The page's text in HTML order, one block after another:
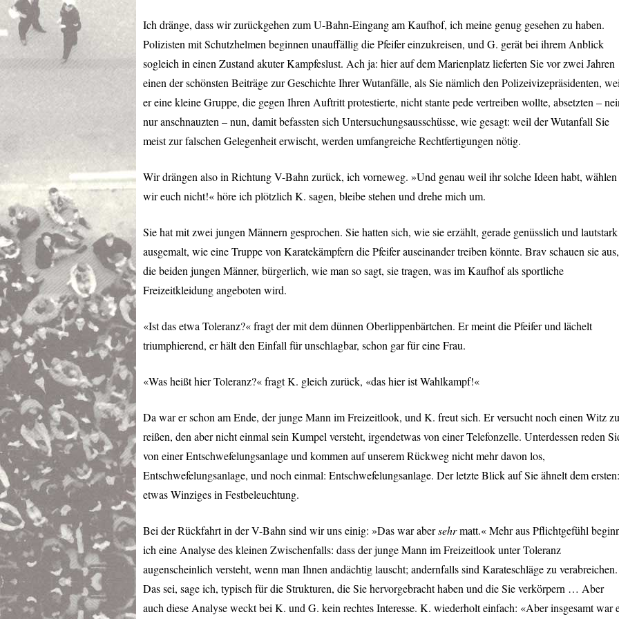
Ich dränge, dass wir zurückgehen zum U-Bahn-Eingang am Kaufhof, ich meine genug gesehen zu haben.
Polizisten mit Schutzhelmen beginnen unauffällig die Pfeifer einzukreisen, und G. gerät bei ihrem Anblick
sogleich in einen Zustand akuter Kampfeslust. Ach ja: hier auf dem Marienplatz lieferten Sie vor zwei Jahren
einen der schönsten Beiträge zur Geschichte Ihrer Wutanfälle, als Sie nämlich den Polizeivizepräsidenten,
er eine kleine Gruppe, die gegen Ihren Auftritt protestierte, nicht stante pede vertreiben wollte, absetzten –
nur anschnauzten – nun, damit befassten sich Untersuchungsausschüsse, wie gesagt: weil der Wutanfall Sie
meist zur falschen Gelegenheit erwischt, werden umfangreiche Rechtfertigungen nötig.
Wir drängen also in Richtung V-Bahn zurück, ich vorneweg. »Und genau weil ihr solche Ideen habt, wählen
wir euch nicht!« höre ich plötzlich K. sagen, bleibe stehen und drehe mich um.
Sie hat mit zwei jungen Männern gesprochen. Sie hatten sich, wie sie erzählt, gerade genüsslich und lautstark
ausgemalt, wie eine Truppe von Karatekämpfern die Pfeifer auseinander treiben könnte. Brav schauen sie aus,
die beiden jungen Männer, bürgerlich, wie man so sagt, sie tragen, was im Kaufhof als sportliche
Freizeitkleidung angeboten wird.
«Ist das etwa Toleranz?« fragt der mit dem dünnen Oberlippenbärtchen. Er meint die Pfeifer und lächelt
triumphierend, er hält den Einfall für unschlagbar, schon gar für eine Frau.
«Was heißt hier Toleranz?« fragt K. gleich zurück, «das hier ist Wahlkampf!«
Da war er schon am Ende, der junge Mann im Freizeitlook, und K. freut sich. Er versucht noch einen Witz zu
reißen, den aber nicht einmal sein Kumpel versteht, irgendetwas von einer Telefonzelle. Unterdessen reden
von einer Entschwefelungsanlage und kommen auf unserem Rückweg nicht mehr davon los,
Entschwefelungsanlage, und noch einmal: Entschwefelungsanlage. Der letzte Blick auf Sie ähnelt dem ersten:
etwas Winziges in Festbeleuchtung.
Bei der Rückfahrt in der V-Bahn sind wir uns einig: »Das war abersehrmatt.« Mehr aus Pflichtgefühl
ich eine Analyse des kleinen Zwischenfalls: dass der junge Mann im Freizeitlook unter Toleranz
augenscheinlich versteht, wenn man Ihnen andächtig lauscht; andernfalls sind Karateschläge zu verabreichen.
Das sei, sage ich, typisch für die Strukturen, die Sie hervorgebracht haben und die Sie verkörpern … Aber
auch diese Analyse weckt bei K. und G. kein rechtes Interesse. K. wiederholt einfach: «Aber insgesamt war